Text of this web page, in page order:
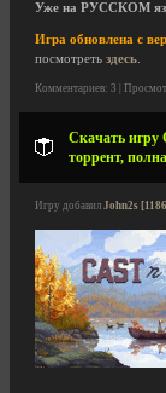
Уже на РУССКОМ
Игра обновлена с
посмотреть здесь
Комментариев: 3 |
Скачать игру
торрент,
Игру добавил John2s